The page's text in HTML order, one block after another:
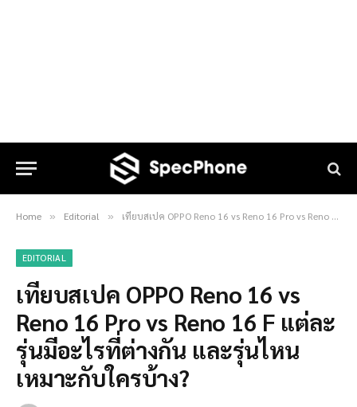
Home » Editorial » เทียบสเปค OPPO Reno 16 vs Reno 16 Pro vs Reno 16 F แต่ละรุ่นมีอะไรที่ต่างกัน และรุ่นไหนเหมาะกับใครบ้าง?
EDITORIAL
เทียบสเปค OPPO Reno 16 vs
Reno 16 Pro vs Reno 16 F แต่ละ
รุ่นมีอะไรที่ต่างกัน และรุ่นไหน
เหมาะกับใครบ้าง?